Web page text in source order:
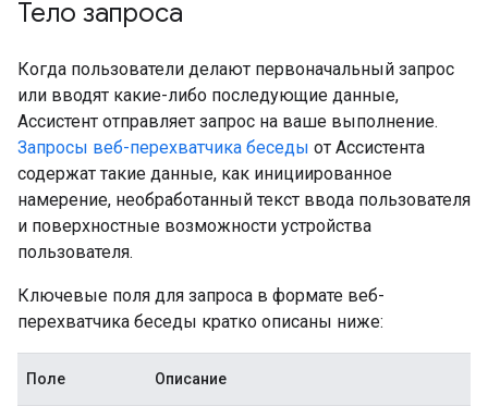
Тело запроса
Когда пользователи делают первоначальный запрос
или вводят какие-либо последующие данные,
Ассистент отправляет запрос на ваше выполнение.
Запросы веб-перехватчика беседы от Ассистента
содержат такие данные, как инициированное
намерение, необработанный текст ввода пользователя
и поверхностные возможности устройства
пользователя.
Ключевые поля для запроса в формате веб-
перехватчика беседы кратко описаны ниже:
Поле Описание